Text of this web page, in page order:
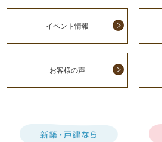
イベント情報
お客様の声